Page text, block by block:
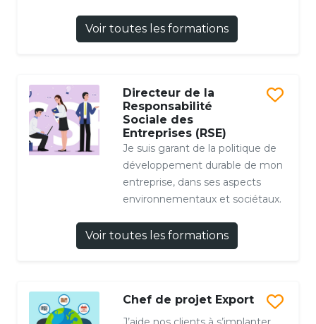
Voir toutes les formations
Directeur de la
Responsabilité
Sociale des
Entreprises (RSE)
Je suis garant de la politique de
développement durable de mon
entreprise, dans ses aspects
environnementaux et sociétaux.
Voir toutes les formations
Chef de projet Export